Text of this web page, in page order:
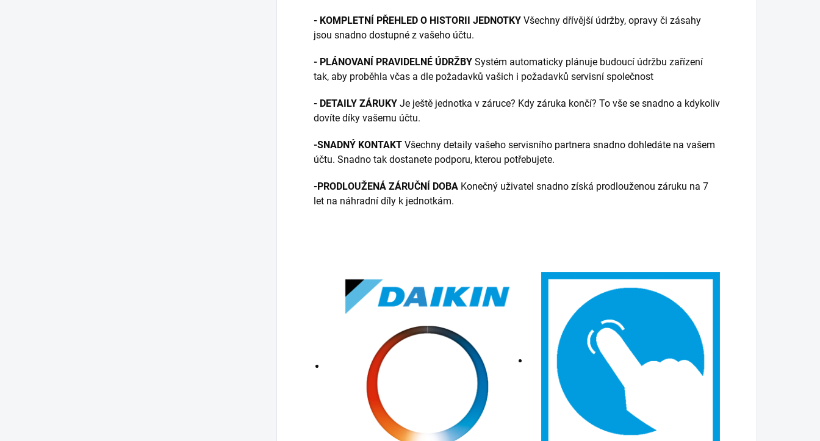
- KOMPLETNÍ PŘEHLED O HISTORII JEDNOTKY Všechny dřívější údržby, opravy či zásahy
jsou snadno dostupné z vašeho účtu.
- PLÁNOVANÍ PRAVIDELNÉ ÚDRŽBY Systém automaticky plánuje budoucí údržbu zařízení
tak, aby proběhla včas a dle požadavků vašich i požadavků servisní společnost
- DETAILY ZÁRUKY Je ještě jednotka v záruce? Kdy záruka končí? To vše se snadno a kdykoliv
dovíte díky vašemu účtu.
-SNADNÝ KONTAKT Všechny detaily vašeho servisního partnera snadno dohledáte na vašem
účtu. Snadno tak dostanete podporu, kterou potřebujete.
-PRODLOUŽENÁ ZÁRUČNÍ DOBA Konečný uživatel snadno získá prodlouženou záruku na 7
let na náhradní díly k jednotkám.